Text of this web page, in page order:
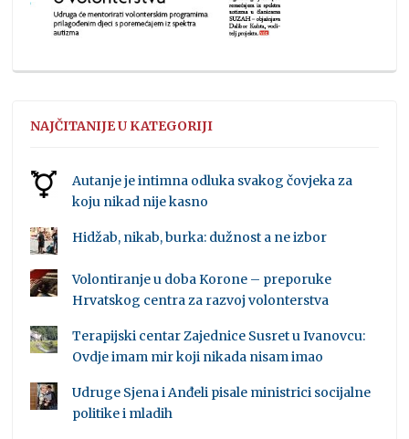
NAJČITANIJE U KATEGORIJI
Autanje je intimna odluka svakog čovjeka za
koju nikad nije kasno
Hidžab, nikab, burka: dužnost a ne izbor
Volontiranje u doba Korone – preporuke
Hrvatskog centra za razvoj volonterstva
Terapijski centar Zajednice Susret u Ivanovcu:
Ovdje imam mir koji nikada nisam imao
Udruge Sjena i Anđeli pisale ministrici socijalne
politike i mladih